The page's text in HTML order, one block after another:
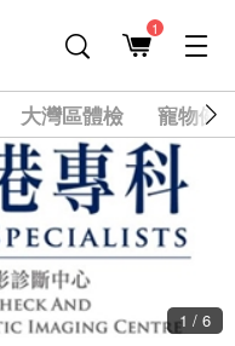
1
大灣區體檢 寵物健
1 / 6